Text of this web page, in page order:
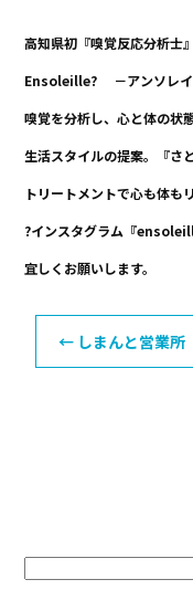
高知県初『嗅覚反応分析士
Ensoleille? －アンソレ
嗅覚を分析し、心と体の状
生活スタイルの提案。『さ
トリートメントで心も体も
?インスタグラム『
宜しくお願いします。
← しまんと営業